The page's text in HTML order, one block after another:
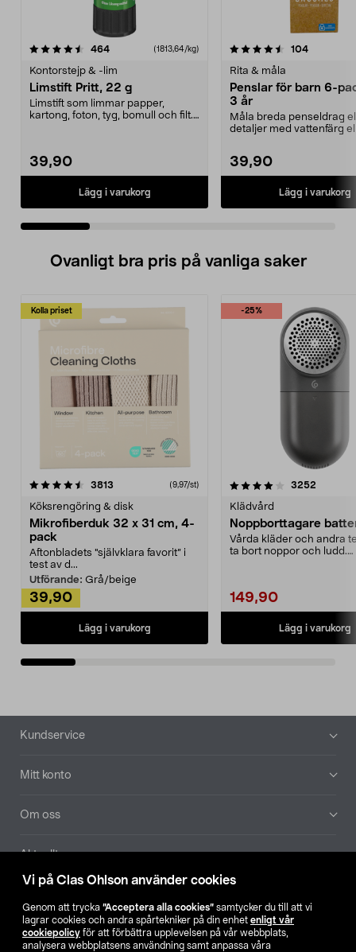
Vi på Clas Ohlson använder cookies
Genom att trycka ”Acceptera alla cookies” samtycker du till att vi
lagrar cookies och andra spårtekniker på din enhet enligt vår
cookiepolicy för att förbättra upplevelsen på vår webbplats,
analysera webbplatsens användning samt anpassa våra
464recensioner(1813,64/kg)
Kontorstejp & -lim
Limstift Pritt, 22 g
Limstift som limmar papper,
kartong, foton, tyg, bomull och filt.
39,90
Lägg i varukorg
4.5 av 5 stjärnor 104
Rita & måla
Penslar för barn 6-
3 år
Måla breda penseldrag
detaljer med vattenfärg
39,90
Lägg i varukorg
4.5 av 5 stjärnor
Ovanligt bra pris på vanliga saker
Kolla priset
3813 (9,97/st)
Köksrengöring & disk
Mikrofiberduk 32 x 31 cm, 4-
pack
Aftonbladets "självklara favorit” i
test av d...
Utförande: Grå/beige
39,90
Lägg i varukorg
-25%
4.0av 5 stjärnor 3252
Klädvård
Noppborttagare
Vårda kläder och andra
ta bort noppor och ludd.
149,90
Lägg i varukorg
4.5av 5 stjärnor
Sidfot
Kundservice
Mitt konto
Om oss
Aktuellt
Hitta butik